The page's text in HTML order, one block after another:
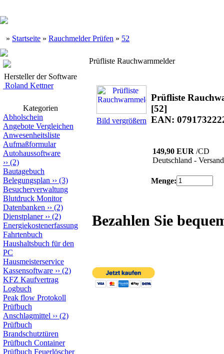
» Startseite » Rauchmelder Prüfen » 52
Hersteller der Software
Roland Kettner
Kategorien
Abholschein
Angebote Vergleichen
Anwesenheitsliste
Aufmaßformular
Autohaussoftware
›› (2)
Bautagebuch
Belegungsplan ›› (3)
Besucherverwaltung
Blutdruck Monitor
Datenbanken ›› (2)
Dienstplaner›› (2)
Energiekostenerfassung
Fahrtenbuch
Haushaltsbuch für den
PC
Hausmeisterservice
Kassensoftware ›› (2)
KFZ Kaufvertrag
Logbuch
Peak flow Protokoll
Prüfbuch
Anschlagmittel ›› (2)
Prüfbuch
Brandschutztüren
Prüfbuch Container
Prüfbuch Feuerlöscher
Prüfliste Rauchwarnmelder
Bild vergrößern
Prüfliste
[52]
EAN:
149,90 EUR /CD
Deutschland -
Menge:
Bezahlen Sie